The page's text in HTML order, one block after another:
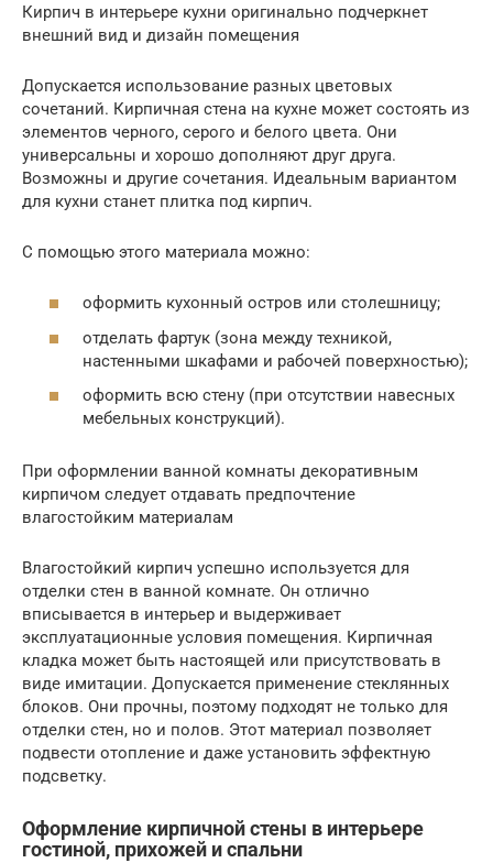
Кирпич в интерьере кухни оригинально подчеркнет
внешний вид и дизайн помещения
Допускается использование разных цветовых
сочетаний. Кирпичная стена на кухне может состоять из
элементов черного, серого и белого цвета. Они
универсальны и хорошо дополняют друг друга.
Возможны и другие сочетания. Идеальным вариантом
для кухни станет плитка под кирпич.
С помощью этого материала можно:
оформить кухонный остров или столешницу;
отделать фартук (зона между техникой,
настенными шкафами и рабочей поверхностью);
оформить всю стену (при отсутствии навесных
мебельных конструкций).
При оформлении ванной комнаты декоративным
кирпичом следует отдавать предпочтение
влагостойким материалам
Влагостойкий кирпич успешно используется для
отделки стен в ванной комнате. Он отлично
вписывается в интерьер и выдерживает
эксплуатационные условия помещения. Кирпичная
кладка может быть настоящей или присутствовать в
виде имитации. Допускается применение стеклянных
блоков. Они прочны, поэтому подходят не только для
отделки стен, но и полов. Этот материал позволяет
подвести отопление и даже установить эффектную
подсветку.
Оформление кирпичной стены в интерьере
гостиной, прихожей и спальни